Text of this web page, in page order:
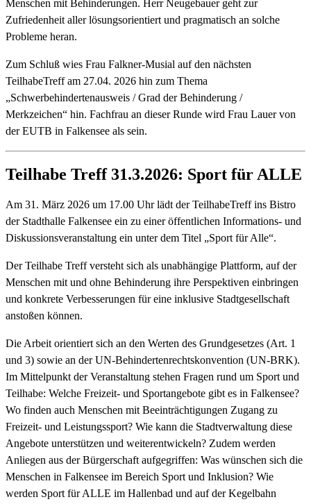
Menschen mit Behinderungen. Herr Neugebauer geht zur
Zufriedenheit aller lösungsorientiert und pragmatisch an solche
Probleme heran.
Zum Schluß wies Frau Falkner-Musial auf den nächsten
TeilhabeTreff am 27.04. 2026 hin zum Thema
„Schwerbehindertenausweis / Grad der Behinderung /
Merkzeichen“ hin. Fachfrau an dieser Runde wird Frau Lauer von
der EUTB in Falkensee als sein.
Teilhabe Treff 31.3.2026: Sport für ALLE
Am 31. März 2026 um 17.00 Uhr lädt der TeilhabeTreff ins Bistro
der Stadthalle Falkensee ein zu einer öffentlichen Informations- und
Diskussionsveranstaltung ein unter dem Titel „Sport für Alle“.
Der Teilhabe Treff versteht sich als unabhängige Plattform, auf der
Menschen mit und ohne Behinderung ihre Perspektiven einbringen
und konkrete Verbesserungen für eine inklusive Stadtgesellschaft
anstoßen können.
Die Arbeit orientiert sich an den Werten des Grundgesetzes (Art. 1
und 3) sowie an der UN-Behindertenrechtskonvention (UN-BRK).
Im Mittelpunkt der Veranstaltung stehen Fragen rund um Sport und
Teilhabe: Welche Freizeit- und Sportangebote gibt es in Falkensee?
Wo finden auch Menschen mit Beeinträchtigungen Zugang zu
Freizeit- und Leistungssport? Wie kann die Stadtverwaltung diese
Angebote unterstützen und weiterentwickeln? Zudem werden
Anliegen aus der Bürgerschaft aufgegriffen: Was wünschen sich die
Menschen in Falkensee im Bereich Sport und Inklusion? Wie
werden Sport für ALLE im Hallenbad und auf der Kegelbahn